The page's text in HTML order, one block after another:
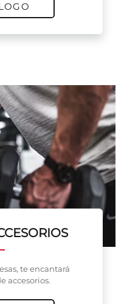
te encantará
accesorios.